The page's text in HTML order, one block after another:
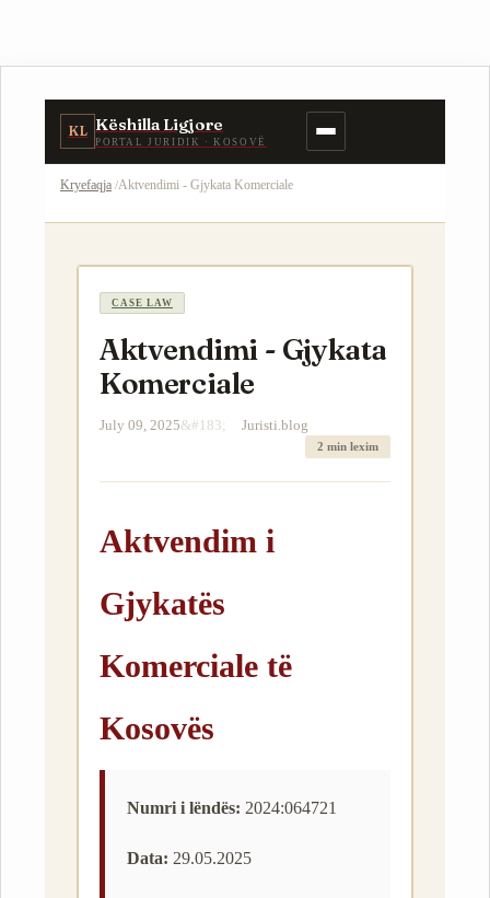
KL Këshilla Ligjore
PORTAL JURIDIK · KOSOVË
Kryefaqja Aktvendimi - Gjykata Komerciale
CASE LAW
Aktvendimi - Gjykata
Komerciale
July 09, 2025 Juristi.blog
2 min lexim
Aktvendim i
Gjykatës
Komerciale të
Kosovës
Numri i lëndës: 2024:064721
Data: 29.05.2025